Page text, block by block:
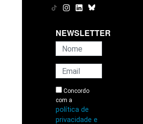
NEWSLETTER
Concordo
com a
política de
privacidade e